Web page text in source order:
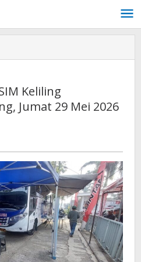
Keliling
Jumat 29 Mei 2026